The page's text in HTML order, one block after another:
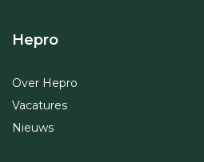
Hepro
Over Hepro
Vacatures
Nieuws